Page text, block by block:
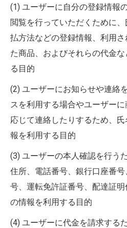
(1) ユーザーに自分の登録情報
閲覧を行っていただくために
払方法などの登録情報、利用
た商品、およびそれらの代金
る目的
(2) ユーザーにお知らせや連絡
スを利用する場合やユーザー
応じて連絡したりするため、
報を利用する目的
(3) ユーザーの本人確認を行う
住所、電話番号、銀行口座番
号、運転免許証番号、配達証
の情報を利用する目的
(4) ユーザーに代金を請求する